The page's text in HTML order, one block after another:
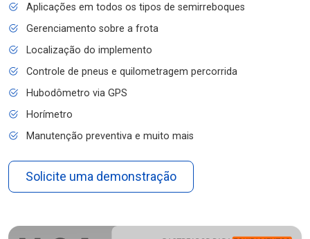
Aplicações em todos os tipos de semirreboques
Gerenciamento sobre a frota
Localização do implemento
Controle de pneus e quilometragem percorrida
Hubodômetro via GPS
Horímetro
Manutenção preventiva e muito mais
Solicite uma demonstração